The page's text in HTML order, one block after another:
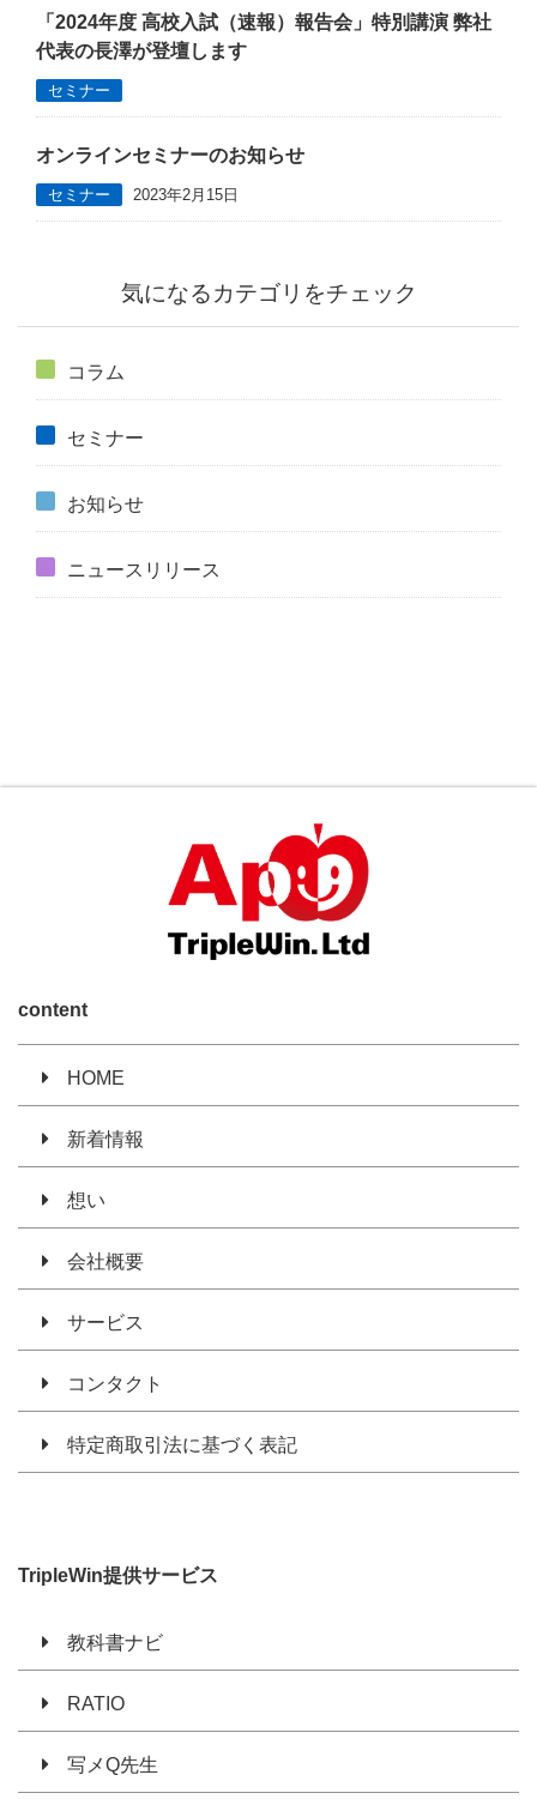
「2024年度 高校入試（速報）報告会」特別講演 弊社
代表の長澤が登壇します
セミナー
オンラインセミナーのお知らせ
セミナー 2023年2月15日
気になるカテゴリをチェック
コラム
セミナー
お知らせ
ニュースリリース
content
HOME
新着情報
想い
会社概要
サービス
コンタクト
特定商取引法に基づく表記
TripleWin提供サービス
教科書ナビ
RATIO
写メQ先生